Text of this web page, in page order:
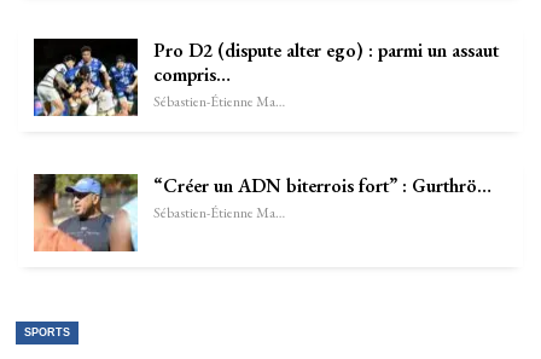
Pro D2 (dispute alter ego) : parmi un assaut
compris…
Sébastien-Étienne Marechal
“Créer un ADN biterrois fort” : Gurthrö…
Sébastien-Étienne Marechal
SPORTS